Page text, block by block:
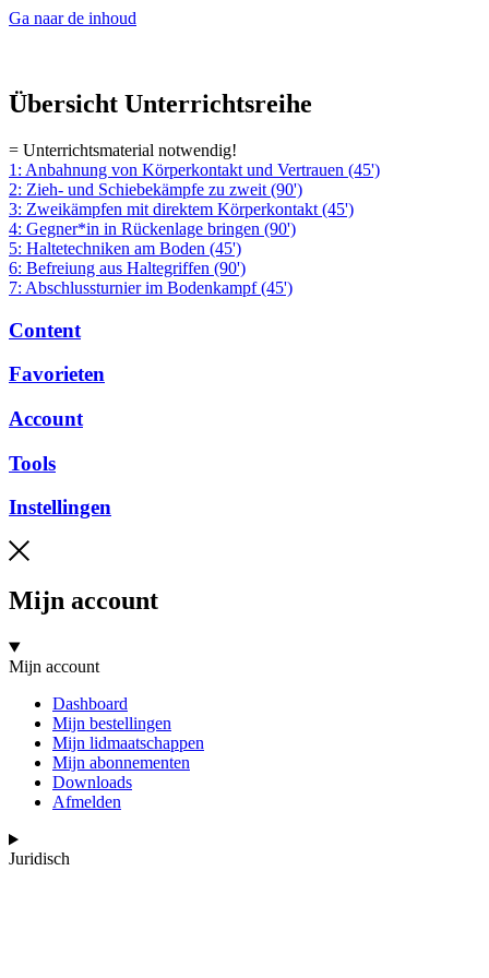
Ga naar de inhoud
Übersicht Unterrichtsreihe
= Unterrichtsmaterial notwendig!
1: Anbahnung von Körperkontakt und Vertrauen (45')
2: Zieh- und Schiebekämpfe zu zweit (90')
3: Zweikämpfen mit direktem Körperkontakt (45')
4: Gegner*in in Rückenlage bringen (90')
5: Haltetechniken am Boden (45')
6: Befreiung aus Haltegriffen (90')
7: Abschlussturnier im Bodenkampf (45')
Content
Favorieten
Account
Tools
Instellingen
Mijn account
Mijn account
Dashboard
Mijn bestellingen
Mijn lidmaatschappen
Mijn abonnementen
Downloads
Afmelden
Juridisch